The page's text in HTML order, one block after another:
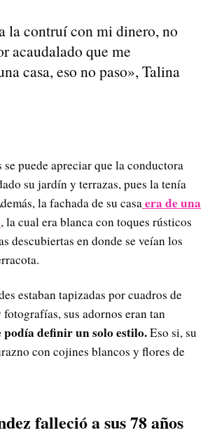
la contruí con mi dinero, no
acaudalado que me
casa, eso no paso», Talina
se puede apreciar que la conductora
su jardín y terrazas, pues la tenía
la fachada de su casaera de una
, la cual era blanca con toques rústicos
descubiertas en donde se veían los
estaban tapizadas por cuadros de
sus adornos eran tan
podía definir un solo estilo.Eso si, su
con cojines blancos y flores de
falleció a sus 78 años